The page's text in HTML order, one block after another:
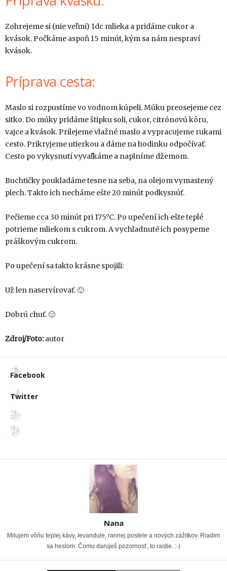
Zohrejeme si (nie veľmi) 1dc mlieka a pridáme cukor a
kvások. Počkáme aspoň 15 minút, kým sa nám nespraví
kvások.
Príprava cesta:
Maslo si rozpustíme vo vodnom kúpeli. Múku preosejeme cez
sitko. Do múky pridáme štipku soli, cukor, citrónovú kôru,
vajce a kvások. Prilejeme vlažné maslo a vypracujeme rukami
cesto. Prikryjeme utierkou a dáme na hodinku odpočívať.
Cesto po vykysnutí vyvaľkáme a naplníme džemom.
Buchtičky poukladáme tesne na seba, na olejom vymastený
plech. Takto ich necháme ešte 20 minút podkysnúť.
Pečieme cca 30 minút pri 175°C. Po upečení ich ešte teplé
potrieme mliekom s cukrom. A vychladnuté ich posypeme
práškovým cukrom.
Po upečení sa takto krásne spojili:
Už len naservírovať. 🙂
Dobrú chuť. 🙂
Zdroj/Foto:autor
Facebook
Twitter
Nana
Milujem vôňu teplej kávy, levandule, rannej postele a nových zážitkov. Riadim
sa heslom: Čomu daruješ pozornosť, to rastie. :-)